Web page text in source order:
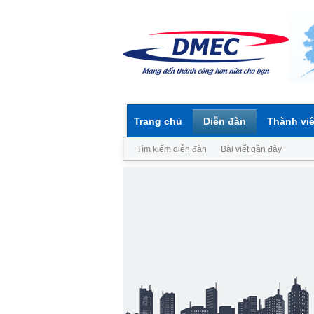
Trang chủ Diễn đàn
Tìm kiếm diễn đàn Bài viết gần đây
Thành